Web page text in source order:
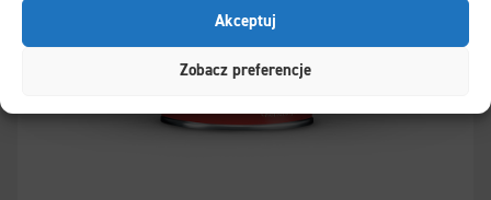
Akceptuj
Zobacz preferencje